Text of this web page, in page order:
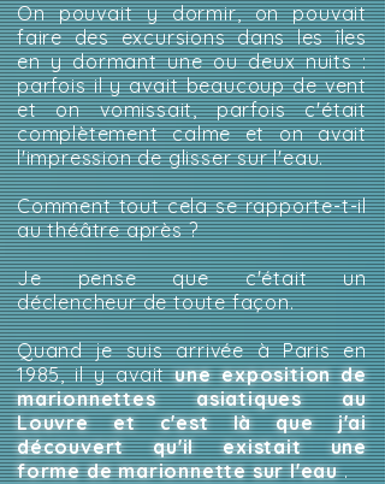
On pouvait y dormir, on pouvait
faire des excursions dans les îles
en y dormant une ou deux nuits :
parfois il y avait beaucoup de vent
et on vomissait, parfois c'était
complètement calme et on avait
l'impression de glisser sur l'eau.
Comment tout cela se rapporte-t-il
au théâtre après ?
Je pense que c'était un
déclencheur de toute façon.
Quand je suis arrivée à Paris en
1985, il y avaitune exposition de
marionnettes asiatiques au
Louvre et c'est là que j'ai
découvert qu'il existait une
forme de marionnette sur l'eau.